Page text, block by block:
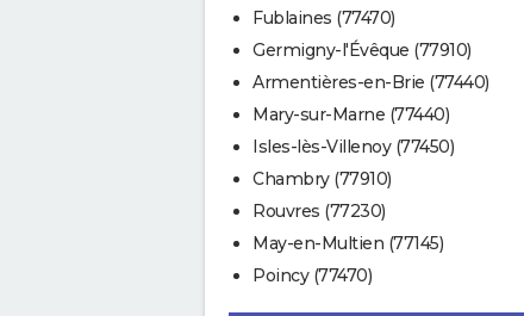
Fublaines (77470)
Germigny-l'Évêque (77910)
Armentières-en-Brie (77440)
Mary-sur-Marne (77440)
Isles-lès-Villenoy (77450)
Chambry (77910)
Rouvres (77230)
May-en-Multien (77145)
Poincy (77470)